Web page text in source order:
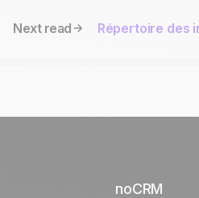
Next read Répertoire des
noCRM